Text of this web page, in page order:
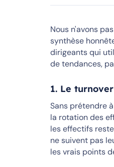
Nous n'avons
synthèse
dirigeants qui
de tendances,
1. Le
Sans prétendre
la rotation des
les effectifs
ne suivent pas
les vrais points